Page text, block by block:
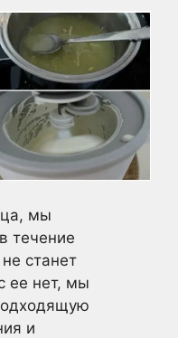
мы
течение
станет
ее нет, мы
и